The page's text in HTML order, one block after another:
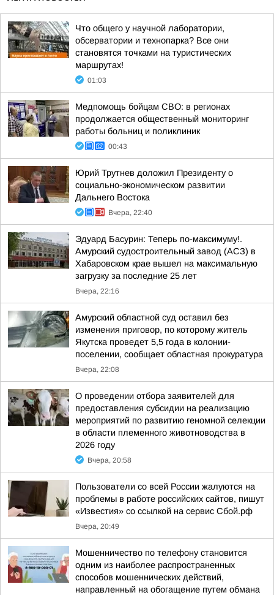
Что общего у научной лаборатории,
обсерватории и технопарка? Все они
становятся точками на туристических
маршрутах!
01:03
Медпомощь бойцам СВО: в регионах
продолжается общественный мониторинг
работы больниц и поликлиник
00:43
Юрий Трутнев доложил Президенту о
социально-экономическом развитии
Дальнего Востока
Вчера, 22:40
Эдуард Басурин: Теперь по-максимуму!.
Амурский судостроительный завод (АСЗ) в
Хабаровском крае вышел на максимальную
загрузку за последние 25 лет
Вчера, 22:16
Амурский областной суд оставил без
изменения приговор, по которому житель
Якутска проведет 5,5 года в колонии-
поселении, сообщает областная прокуратура
Вчера, 22:08
О проведении отбора заявителей для
предоставления субсидии на реализацию
мероприятий по развитию геномной селекции
в области племенного животноводства в
2026 году
Вчера, 20:58
Пользователи со всей России жалуются на
проблемы в работе российских сайтов, пишут
«Известия» со ссылкой на сервис Сбой.рф
Вчера, 20:49
Мошенничество по телефону становится
одним из наиболее распространенных
способов мошеннических действий,
направленный на обогащение путем обмана